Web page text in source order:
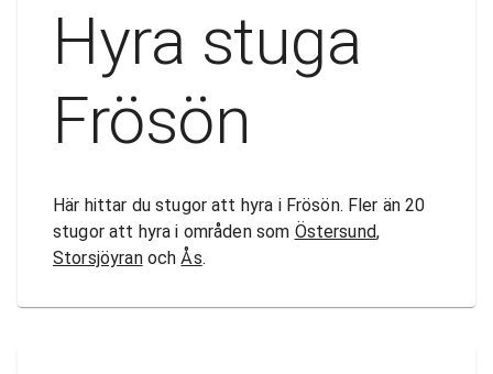
Hyra stuga
Frösön
Här hittar du stugor att hyra i Frösön. Fler än 20
stugor att hyra i områden som Östersund,
StorsjöyranochÅs.